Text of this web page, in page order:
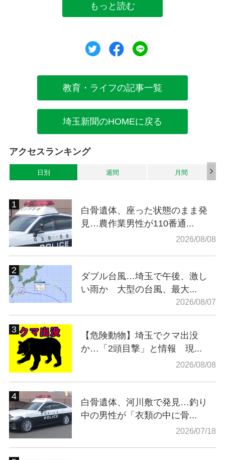
もっと読む
ツイートシェア
教育・ライフの記事一覧
埼玉新聞のHOMEに戻る
アクセスランキング
日別 週間 月間
白骨遺体、座った状態のまま発
見…農作業男性が110番通...
2026/08/08
ダブル台風…埼玉で午後、激し
い雨か 大型の台風、最大...
2026/08/07
【危険動物】埼玉でクマ出没
か…「2頭目撃」と情報 現...
2026/08/08
白骨遺体、河川敷で発見…釣り
中の男性が「衣類の中に骨...
2026/07/18